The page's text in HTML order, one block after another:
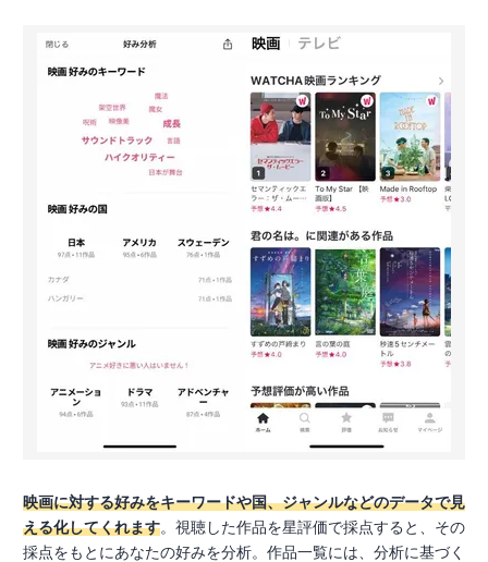
映画に対する好みをキーワードや国、ジャンルなどのデータで見
える化してくれます。視聴した作品を星評価で採点すると、その
採点をもとにあなたの好みを分析。作品一覧には、分析に基づく